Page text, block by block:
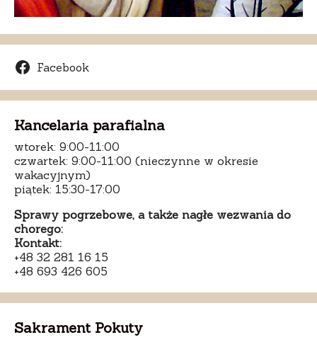
Facebook
Kancelaria parafialna
wtorek: 9:00-11:00
czwartek: 9:00-11:00 (nieczynne w okresie
wakacyjnym)
piątek: 15:30-17:00
Sprawy pogrzebowe, a także nagłe wezwania do
chorego:
Kontakt:
+48 32 281 16 15
+48 693 426 605
Sakrament Pokuty